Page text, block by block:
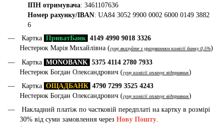
ІПН отримувача: 3461107636
Номер рахунку/IBAN: UA84 3052 9900 0002 6000 0149 3882
6
Картка ПриватБанк 4149 4990 9018 3326
Нестерюк Марія Михайлівна (суму вказуйте з урахуванням комісії банку 0,5%)
Картка MONOBANK 5375 4114 2780 7933
Нестерюк Богдан Олександрович (суму комісії оплачує відправник)
Картка ОЩАДБАНК 4790 7299 3525 4243
Нестерюк Богдан Олександрович (суму комісії оплачує відправник)
Накладний платіж по частковій передплаті на картку в розмірі
30% від суми замовлення через Нову Пошту.